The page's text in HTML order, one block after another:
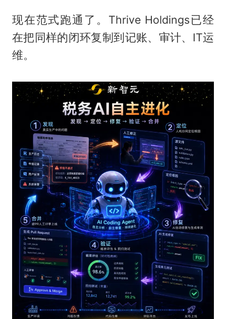
现在范式跑通了。Thrive Holdings已经
在把同样的闭环复制到记账、审计、IT运
维。